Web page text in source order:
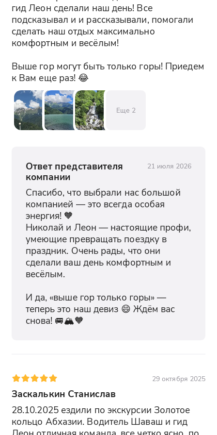
создавая атмосферу уединения.
Озеро Рица
Озеро Рица — это жемчужина Абхазии,
окруженная горами и лесами. Его
бирюзовая вода и живописные пейзажи
делают его одним из самых популярных
мест для туристов. Здесь можно
прогуляться по берегу или покататься на
лодке.
место, где сохранилась атмосфера
советской эпохи. Вы сможете увидеть
интерьеры, в которых отдыхал вождь, и
узнать интересные факты из его жизни.
Это место будет интересно любителям
истории.
Город Новый Афон
Новый Афон — это один из самых
красивых городов Абхазии, известный
достопримечательностями. Здесь вы
сможете прогуляться по уютным
улочкам и насладиться атмосферой
Новоафонская пещера (по
желанию)
Новоафонская пещера — это
уникальное природное чудо с
подземными залами, сталактитами и
гид Леон сделали наш день! Все
подсказывал и и рассказывали, помогали
сделать наш отдых максимально
комфортным и весёлым!
Выше гор могут быть только горы! Приедем
к Вам еще раз! 😂
Еще 2
Ответ представителя
компании
21 июля 2026
Спасибо, что выбрали нас большой
компанией — это всегда особая
энергия! 🧡
Николай и Леон — настоящие профи,
умеющие превращать поездку в
праздник. Очень рады, что они
сделали ваш день комфортным и
весёлым.
И да, «выше гор только горы» —
теперь это наш девиз 😄 Ждём вас
снова! 🚐🏔️🧡
29 октября 2025
Заскалькин Станислав
28.10.2025 ездили по экскурсии Золотое
кольцо Абхазии. Водитель Шаваш и гид